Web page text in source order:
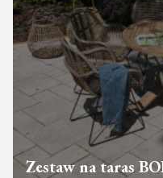
Zestaw na taras